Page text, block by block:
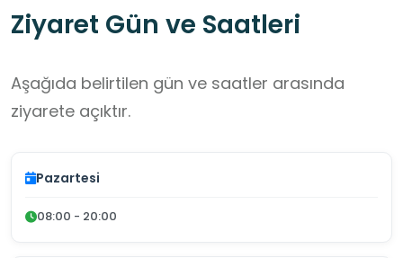
Ziyaret Gün ve Saatleri
Aşağıda belirtilen gün ve saatler arasında
ziyarete açıktır.
Pazartesi
08:00 - 20:00